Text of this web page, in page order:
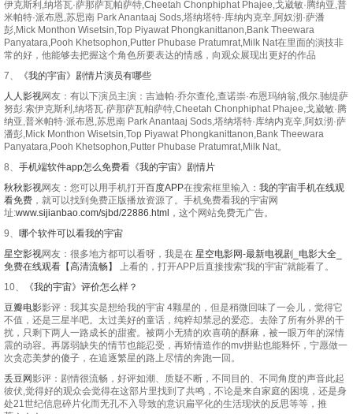
伊克斯利,纳塔瓦·萨那萨瓦帕萨特,Cheetah Chonphiphat Phajee,戈崴敏·腾纳亚,普
米帕特·派布恩,苏思南 Park Anantaaj Sods,塔纳塔特·库纳内克辛,阿奴沏·萨潘
彭,Mick Monthon Wisetsin,Top Piyawat Phongkanittanon,Bank Theewara
Panyatara,Pooh Khetsophon,Putter Phubase Pratumrat,Milk Nat在里面的演技非
常的好，他能够去把握这个角色所要表达的情感，向观众展现出更好的作品
7、
《我的宇宙》剧情片演员有哪些
人人影视网友：有以下演员主演：吉迪帕·乔尔查伦,查诺崇·布恩玛纳翁,俄尔.驰缇萨
努彭.索伊克斯利,纳塔瓦·萨那萨瓦帕萨特,Cheetah Chonphiphat Phajee,戈崴敏·腾
纳亚,普米帕特·派布恩,苏思南 Park Anantaaj Sods,塔纳塔特·库纳内克辛,阿奴沏·萨
潘彭,Mick Monthon Wisetsin,Top Piyawat Phongkanittanon,Bank Theewara
Panyatara,Pooh Khetsophon,Putter Phubase Pratumrat,Milk Nat。
8、 手机端软件app怎么免费看《我的宇宙》剧情片
秋秋影视网友：您可以用手机打开百度APP在搜索框里输入： 我的宇宙手机在线观
看免费 ，就可以找到免费正版播放资源了。手机免费看我的宇宙网
址:www.sijianbao.com/sjbd/22886.html ，这个网站免费无广告。
9、 哪个软件可以看我的宇宙
星空影视网友：很多地方都可以看呀，我是在 星空电影网-最新电视剧_电影大全_
免费在线观看【高清流畅】
上看的，打开APP后直接搜索“我的宇宙”就能看了。
10、
《我的宇宙》评价怎么样？
豆瓣电影影评：我其实是想给我的宇宙 4颗星的，但是稍微回味了一会儿，觉得它
不值，还是三星半吧。太过美好的童话，纯粹却禁忌的爱恋。去除了所有外界的干
扰，只剩下两人一路成长的甜蜜。被两小无猜的欢喜萌的酥麻，被一眼万年的深情
震的动容。再孱弱缺失的情节也能忍受，再矫情造作的mv拼贴也能释怀，宁愿做一
次贪恋美梦的傻子，在追逐繁星的路上尽情的奔跑一回。
丢豆网影评：剧情很流畅，好评如潮、质疑不断，不同目的、不同角度的声音此起
彼伏,觉得好的观众会觉得在这部片里找到了共鸣，不论是来自家庭的困境，还是身
处21世纪信息碎片化而无孔不入导致的意识扁平化的生活现状的反思等等，推